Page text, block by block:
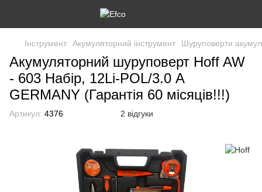
Інструмент Акумуляторний інструмент Шуруповерти
Акумуляторний шуруповерт Hoff AW
- 603 Набір, 12Li-POL/3.0 А
GERMANY (Гарантія 60 місяців!!!)
Артикул: 4376 2 відгуки